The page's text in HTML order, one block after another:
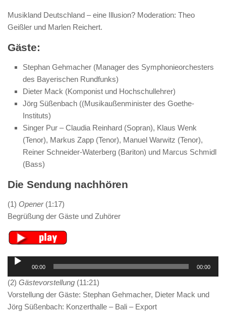
Musikland Deutschland – eine Illusion? Moderation: Theo
Geißler und Marlen Reichert.
Gäste:
Stephan Gehmacher (Manager des Symphonieorchesters
des Bayerischen Rundfunks)
Dieter Mack (Komponist und Hochschullehrer)
Jörg Süßenbach ((Musikaußenminister des Goethe-
Instituts)
Singer Pur – Claudia Reinhard (Sopran), Klaus Wenk
(Tenor), Markus Zapp (Tenor), Manuel Warwitz (Tenor),
Reiner Schneider-Waterberg (Bariton) und Marcus Schmidl
(Bass)
Die Sendung nachhören
(1) Opener (1:17)
Begrüßung der Gäste und Zuhörer
Audio-
00:00 00:00
(2) Gästevorstellung (11:21)
Vorstellung der Gäste: Stephan Gehmacher, Dieter Mack und
Jörg Süßenbach: Konzerthalle – Bali – Export